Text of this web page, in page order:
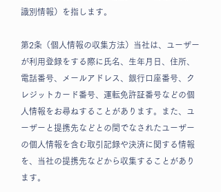
識別情報）を指します。
第2条（個人情報の収集方法）当社は、ユーザー
が利用登録をする際に氏名、生年月日、住所、
電話番号、メールアドレス、銀行口座番号、ク
レジットカード番号、運転免許証番号などの個
人情報をお尋ねすることがあります。また、ユ
ーザーと提携先などとの間でなされたユーザー
の個人情報を含む取引記録や決済に関する情報
を、当社の提携先などから収集することがあり
ます。